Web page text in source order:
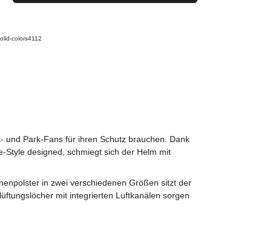
colors4112
und Park-Fans für ihren Schutz brauchen. Dank
Style designed, schmiegt sich der Helm mit
in zwei verschiedenen Größen sitzt der
mit integrierten Luftkanälen sorgen